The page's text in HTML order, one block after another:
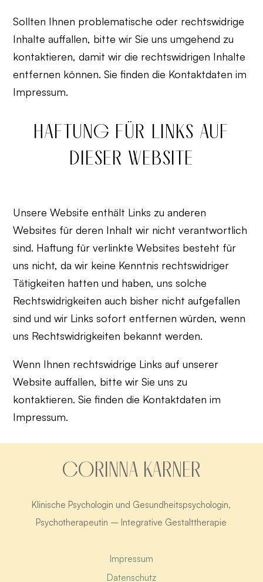
Sollten Ihnen problematische oder rechtswidrige
Inhalte auffallen, bitte wir Sie uns umgehend zu
kontaktieren, damit wir die rechtswidrigen Inhalte
entfernen können. Sie finden die Kontaktdaten im
Impressum.
HAFTUNG FÜR LINKS AUF
DIESER WEBSITE
Unsere Website enthält Links zu anderen
Websites für deren Inhalt wir nicht verantwortlich
sind. Haftung für verlinkte Websites besteht für
uns nicht, da wir keine Kenntnis rechtswidriger
Tätigkeiten hatten und haben, uns solche
Rechtswidrigkeiten auch bisher nicht aufgefallen
sind und wir Links sofort entfernen würden, wenn
uns Rechtswidrigkeiten bekannt werden.
Wenn Ihnen rechtswidrige Links auf unserer
Website auffallen, bitte wir Sie uns zu
kontaktieren. Sie finden die Kontaktdaten im
Impressum.
CORINNA KARNER
Klinische Psychologin und Gesundheitspsychologin,
Psychotherapeutin – Integrative Gestalttherapie
Impressum
Datenschutz